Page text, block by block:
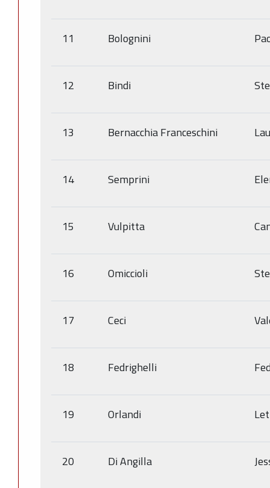
11 Bolognini
12 Bindi
13 Bernacchia Franceschini
14 Semprini
15 Vulpitta
16 Omiccioli
17 Ceci
18 Fedrighelli
19 Orlandi
20 Di Angilla